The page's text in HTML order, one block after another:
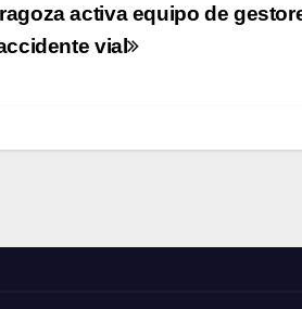
activa equipo de
vial